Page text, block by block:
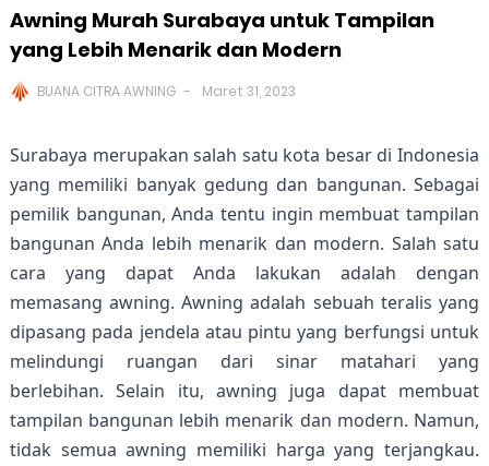
Awning Murah Surabaya untuk Tampilan
yang Lebih Menarik dan Modern
BUANA CITRA AWNING Maret 31, 2023
Surabaya merupakan salah satu kota besar di Indonesia
yang memiliki banyak gedung dan bangunan. Sebagai
pemilik bangunan, Anda tentu ingin membuat tampilan
bangunan Anda lebih menarik dan modern. Salah satu
cara yang dapat Anda lakukan adalah dengan
memasang awning. Awning adalah sebuah teralis yang
dipasang pada jendela atau pintu yang berfungsi untuk
melindungi ruangan dari sinar matahari yang
berlebihan. Selain itu, awning juga dapat membuat
tampilan bangunan lebih menarik dan modern. Namun,
tidak semua awning memiliki harga yang terjangkau.